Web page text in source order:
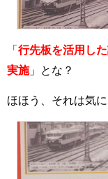
「 行先板を活用し
実施」とな？
ほほう、それは気